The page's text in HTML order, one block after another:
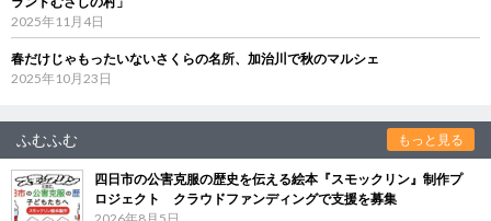
2025年11月4日
春だけじゃもったいないさくらの名所、加治川で秋のマルシェ
2025年10月23日
ふむふむ もっと見る
四日市の公害克服の歴史を伝える絵本『スモックリン』制作プ
ロジェクト クラウドファンディングで支援を募集